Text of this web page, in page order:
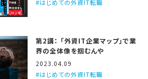
はじめての外資IT転職
第2講： 「外資IT企業マップ」で業
界の全体像を掴むんや
2023.04.09
はじめての外資IT転職